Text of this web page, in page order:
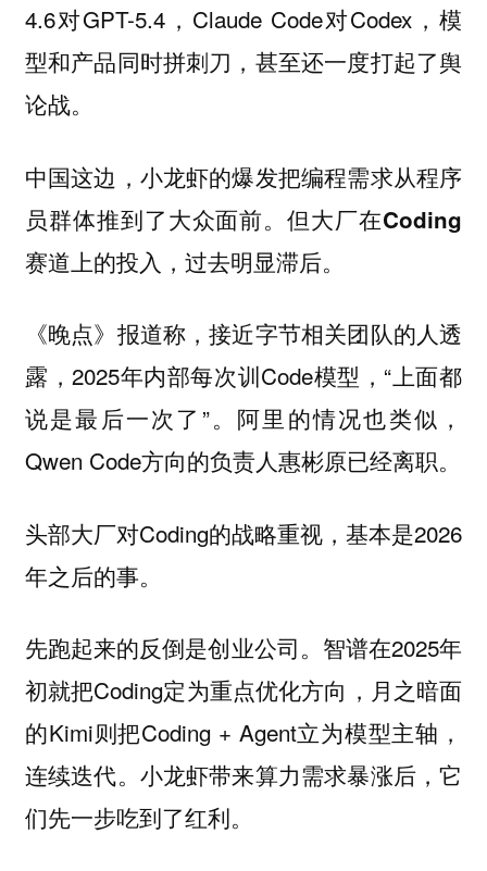
4.6对GPT-5.4，Claude Code对Codex，模
型和产品同时拼刺刀，甚至还一度打起了舆
论战。
中国这边，小龙虾的爆发把编程需求从程序
员群体推到了大众面前。但大厂在Coding
赛道上的投入，过去明显滞后。
《晚点》报道称，接近字节相关团队的人透
露，2025年内部每次训Code模型，“上面都
说是最后一次了”。阿里的情况也类似，
Qwen Code方向的负责人惠彬原已经离职。
头部大厂对Coding的战略重视，基本是2026
年之后的事。
先跑起来的反倒是创业公司。智谱在2025年
初就把Coding定为重点优化方向，月之暗面
的Kimi则把Coding + Agent立为模型主轴，
连续迭代。小龙虾带来算力需求暴涨后，它
们先一步吃到了红利。